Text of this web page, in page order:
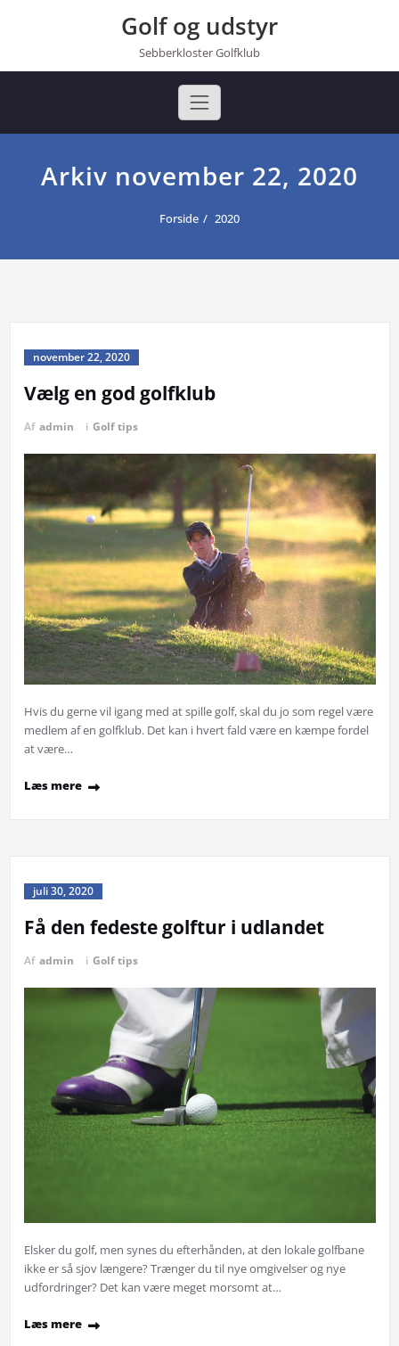
Golf og udstyr
Sebberkloster Golfklub
Arkiv november 22, 2020
Forside 2020
november 22, 2020
Vælg en god golfklub
Af admin i Golf tips
Hvis du gerne vil igang med at spille golf, skal du jo som regel være
medlem af en golfklub. Det kan i hvert fald være en kæmpe fordel
at være…
Læs mere
juli 30, 2020
Få den fedeste golftur i udlandet
Af admin i Golf tips
Elsker du golf, men synes du efterhånden, at den lokale golfbane
ikke er så sjov længere? Trænger du til nye omgivelser og nye
udfordringer? Det kan være meget morsomt at…
Læs mere